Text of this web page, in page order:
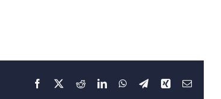
Facebook RedditLinkedInWhatsApp
Telegram
Xing E-